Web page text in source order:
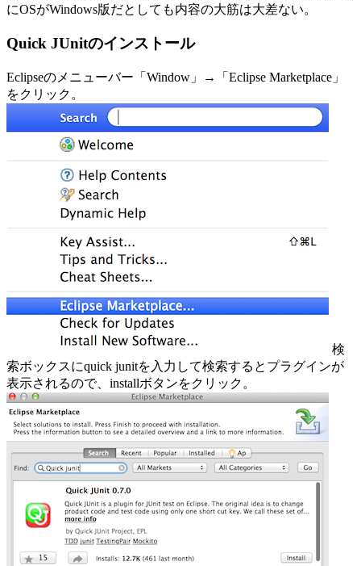
にOSがWindows版だとしても内容の大筋は大差ない。
Quick JUnitのインストール
Eclipseのメニューバー「Window」→「Eclipse Marketplace」
をクリック。
検
索ボックスにquick junitを入力して検索するとプラグインが
表示されるので、installボタンをクリック。